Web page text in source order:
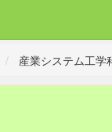
産業システム工学